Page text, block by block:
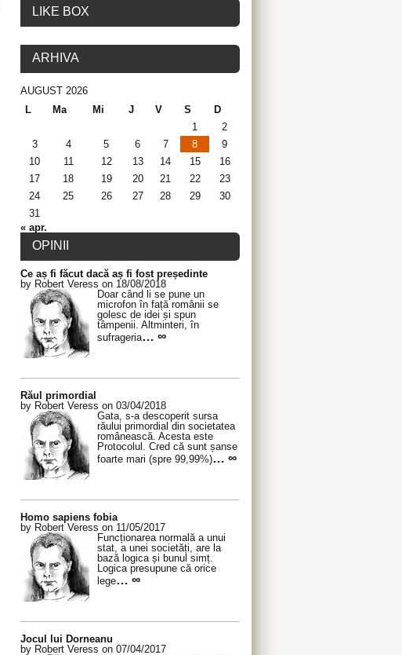
LIKE BOX
ARHIVA
AUGUST 2026
L
Ma Mi J V S
D
1
2
3
4 5 6 7 8
9
10
11 12 13 14 15
16
17
18 19 20 21 22
23
24
25 26 27 28 29
30
31
« apr.
OPINII
Ce aș fi făcut dacă aș fi fost președinte
by Robert Veress on 18/08/2018
Doar când li se pune un
microfon în față românii se
golesc de idei și spun
tâmpenii. Altminteri, în
sufrageria… ∞
Răul primordial
by Robert Veress on 03/04/2018
Gata, s-a descoperit sursa
răului primordial din societatea
românească. Acesta este
Protocolul. Cred că sunt șanse
foarte mari (spre 99,99%)… ∞
Homo sapiens fobia
by Robert Veress on 11/05/2017
Funcționarea normală a unui
stat, a unei societăți, are la
bază logica și bunul simț.
Logica presupune că orice
lege… ∞
Jocul lui Dorneanu
by Robert Veress on 07/04/2017